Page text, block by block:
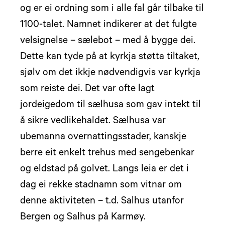
og er ei ordning som i alle fal går tilbake til
1100-talet. Namnet indikerer at det fulgte
velsignelse – sælebot – med å bygge dei.
Dette kan tyde på at kyrkja støtta tiltaket,
sjølv om det ikkje nødvendigvis var kyrkja
som reiste dei. Det var ofte lagt
jordeigedom til sælhusa som gav intekt til
å sikre vedlikehaldet. Sælhusa var
ubemanna overnattingsstader, kanskje
berre eit enkelt trehus med sengebenkar
og eldstad på golvet. Langs leia er det i
dag ei rekke stadnamn som vitnar om
denne aktiviteten – t.d. Salhus utanfor
Bergen og Salhus på Karmøy.